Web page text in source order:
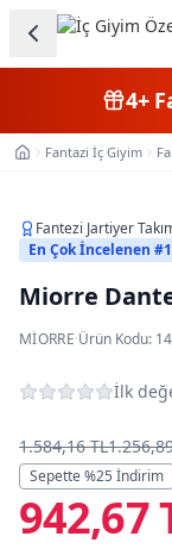
Ana içeriğe geç
Kategorileri
Erkek
Fantazi
Büyük
Beden
Markalar
Plaj & Mayo
4+
Ana SayfaFantazi İç Giyim
Fantezi Jartiyer
En Çok İncelenen
Miorre
MIORRE·Ürün Kodu:
İlk
1.584,16 TL
Sepette %25 İndirim
942,67